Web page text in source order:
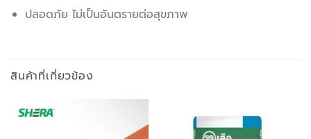
ปลอดภัย ไม่เป็นอันตรายต่อสุขภาพ
สินค้าที่เกี่ยวข้อง